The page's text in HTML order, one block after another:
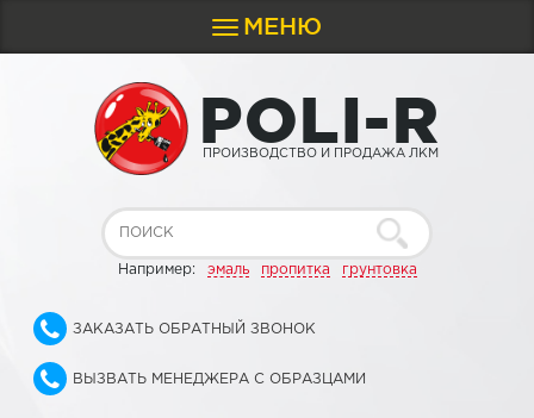
Toggle
navigation
МЕНЮ
POLI-R
ПРОИЗВОДСТВО И ПРОДАЖА ЛКМ
Например: эмаль пропитка грунтовка
ЗАКАЗАТЬ ОБРАТНЫЙ ЗВОНОК
ВЫЗВАТЬ МЕНЕДЖЕРА С ОБРАЗЦАМИ